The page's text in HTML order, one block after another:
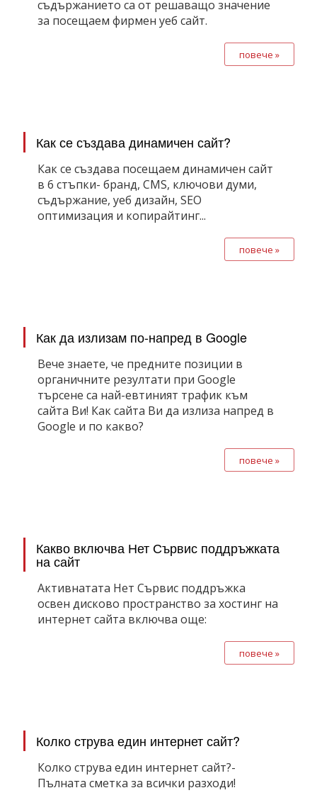
съдържанието са от решаващо значение
за посещаем фирмен уеб сайт.
повече »
Как се създава динамичен сайт?
Как се създава посещаем динамичен сайт
в 6 стъпки- бранд, CMS, ключови думи,
съдържание, уеб дизайн, SEO
оптимизация и копирайтинг...
повече »
Как да излизам по-напред в Google
Вече знаете, че предните позиции в
органичните резултати при Google
търсене са най-евтиният трафик към
сайта Ви! Как сайта Ви да излиза напред в
Google и по какво?
повече »
Какво включва Нет Сървис поддръжката
на сайт
Активнатата Нет Сървис поддръжка
освен дисково пространство за хостинг на
интернет сайта включва още:
повече »
Колко струва един интернет сайт?
Колко струва един интернет сайт?-
Пълната сметка за всички разходи!